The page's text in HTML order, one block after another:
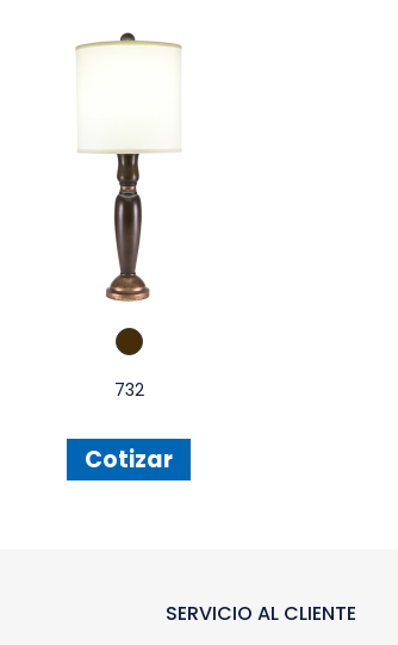
732
Cotizar
SERVICIO AL CLIENTE